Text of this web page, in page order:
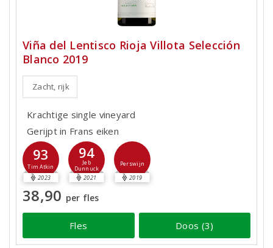
Viña del Lentisco Rioja Villota Selección
Blanco 2019
Zacht, rijk
Krachtige single vineyard
Gerijpt in Frans eiken
93
Tim Atkin
2023
94
Jeb
Dunnuck
2021
Perswijn
2019
38,90 per fles
Fles Doos (3)